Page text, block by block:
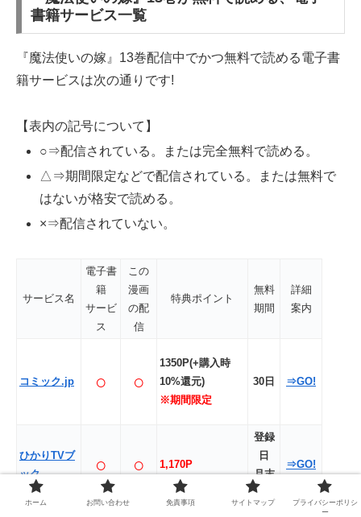
書籍サービス一覧
『魔法使いの嫁』13巻配信中でかつ無料で読める電子書
籍サービスは次の通りです!
【表内の記号について】
○⇒配信されている。または完全無料で読める。
△⇒期間限定などで配信されている。または無料で
はないが格安で読める。
×⇒配信されていない。
サービス名
電子書
籍
サービ
ス
この
漫画
の配
信
特典ポイント
無料
期間
詳細
案内
コミック.jp ○ ○
1350P(+購入時
10%還元)
※期間限定
30日 ⇒GO!
ひかりTVブ
ック
○ ○ 1,170P
登録
日
月末
⇒GO!
ホーム お問い合わせ 免責事項 サイトマップ
プライバシーポリシ
ー